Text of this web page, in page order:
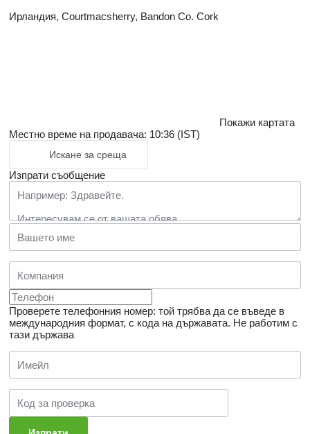
Ирландия, Courtmacsherry, Bandon Co. Cork
Покажи картата
Местно време на продавача: 10:36 (IST)
Искане за среща
Изпрати съобщение
Проверете телефонния номер: той трябва да се въведе в
международния формат, с кода на държавата. Не работим с
тази държава